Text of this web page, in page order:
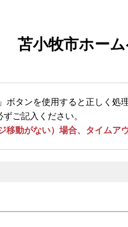
苫小牧市ホー
ボタンを使用すると正しく処
ご記入ください。
移動がない）場合、タイムア